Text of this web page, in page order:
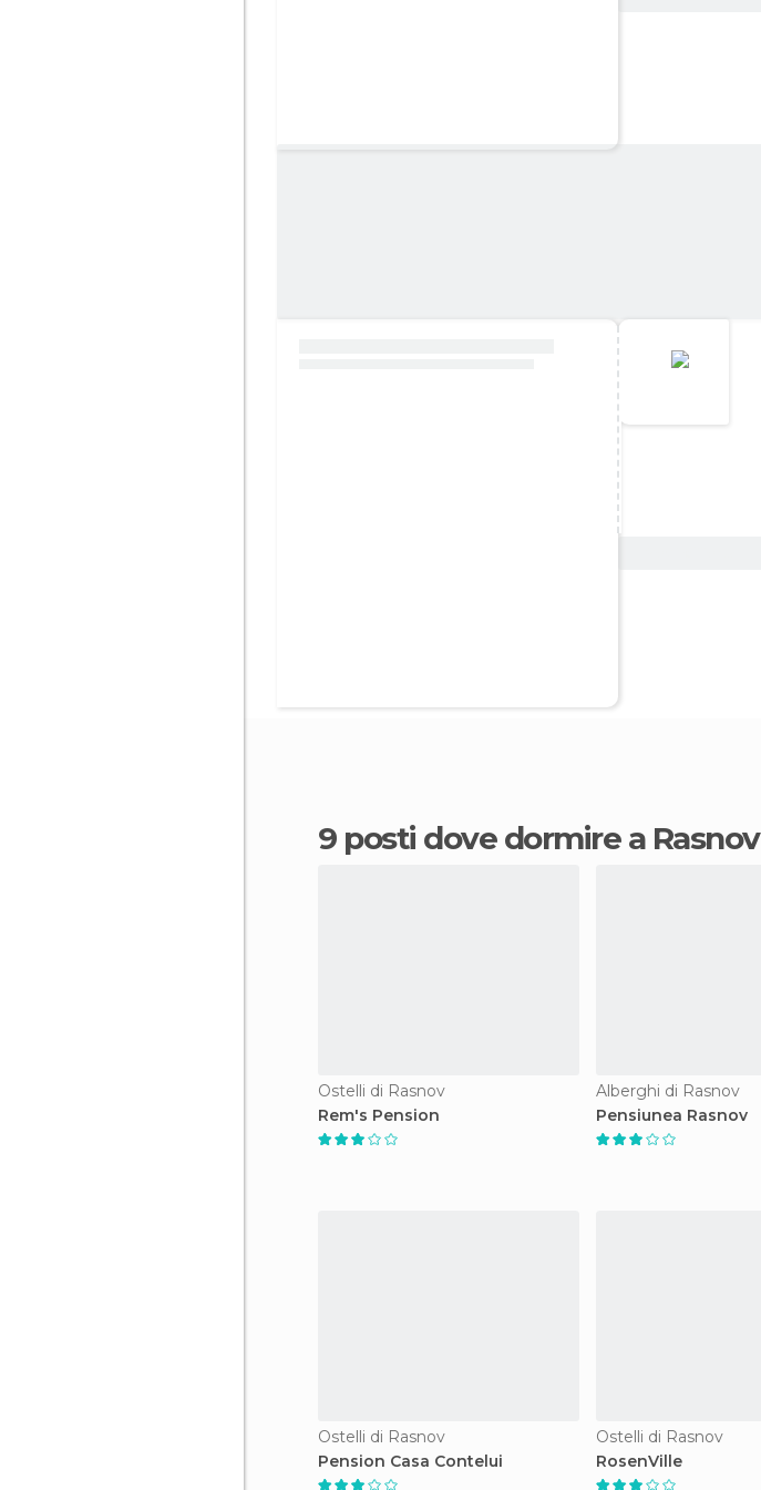
9 posti dove dormire a Rasnov
Ostelli di Rasnov
Rem's Pension
Alberghi di Rasnov
Pensiunea Rasnov
Ostelli di Rasnov
Pension Casa Contelui
Ostelli di Rasnov
RosenVille